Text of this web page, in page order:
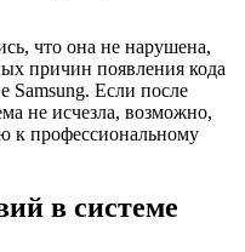
что она не нарушена,
причин появления кода
Samsung. Если после
не исчезла, возможно,
к профессиональному
в системе